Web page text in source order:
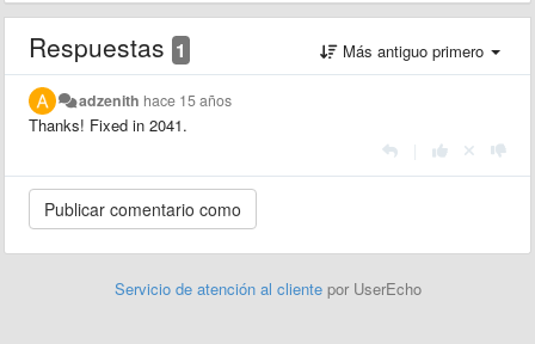
Respuestas 1 Más antiguo primero
adzenith hace 15 años
Thanks! Fixed in 2041.
Servicio de atención al cliente por UserEcho